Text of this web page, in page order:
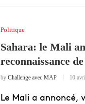
Politique
Sahara: le Mali
reconnaissance
by Challenge avec MAP 10
Le Mali a annoncé,